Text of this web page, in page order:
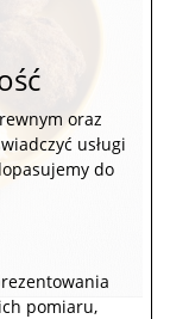
oraz
usługi
do
pomiaru,